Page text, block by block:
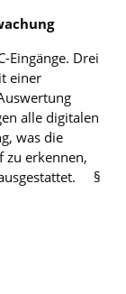
Eingänge. Drei
einer
alle digitalen
was die
zu erkennen,
§